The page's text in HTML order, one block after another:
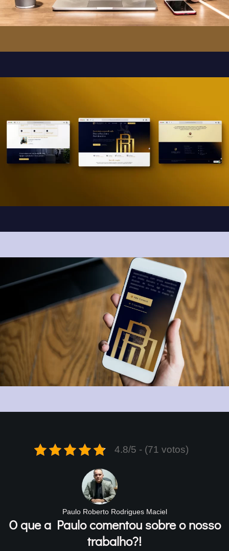
4.8/5 - (71 votos)
Paulo Roberto Rodrigues Maciel
O que a Paulo comentou sobre o nosso
trabalho?!